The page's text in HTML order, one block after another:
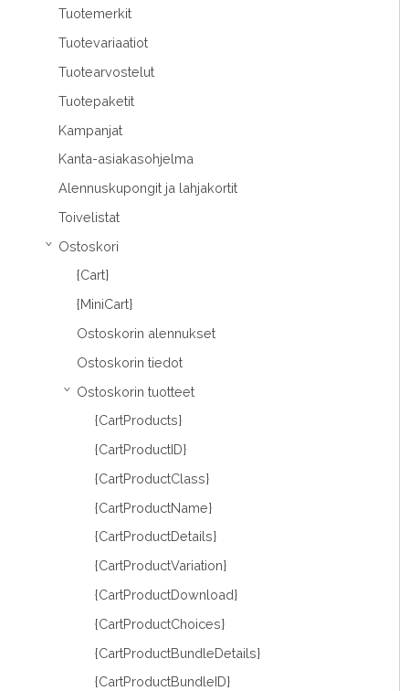
Tuotemerkit
Tuotevariaatiot
Tuotearvostelut
Tuotepaketit
Kampanjat
Kanta-asiakasohjelma
Alennuskupongit ja lahjakortit
Toivelistat
›
Ostoskori
{Cart}
{MiniCart}
Ostoskorin alennukset
Ostoskorin tiedot
›
Ostoskorin tuotteet
{CartProducts}
{CartProductID}
{CartProductClass}
{CartProductName}
{CartProductDetails}
{CartProductVariation}
{CartProductDownload}
{CartProductChoices}
{CartProductBundleDetails}
{CartProductBundleID}